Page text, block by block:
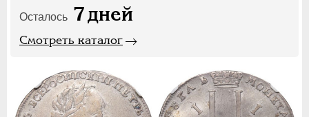
Осталось 7дней
Смотреть каталог